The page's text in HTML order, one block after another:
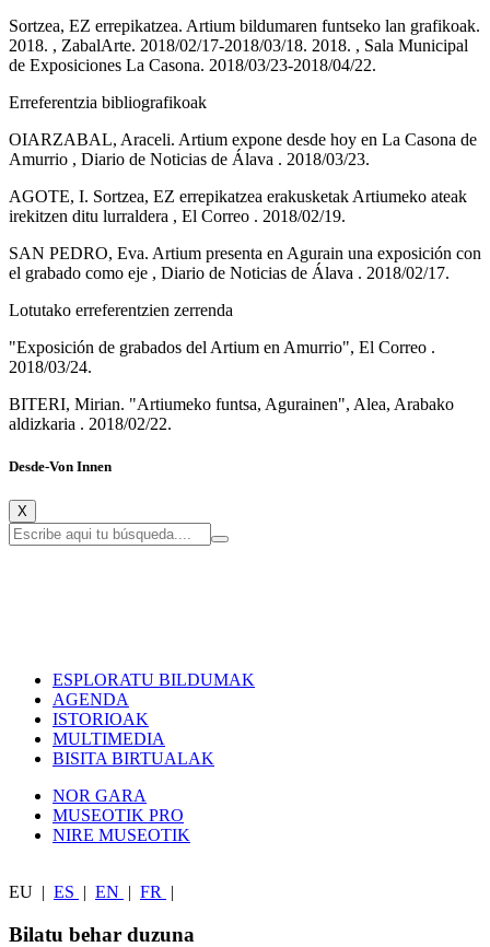
Sortzea, EZ errepikatzea. Artium bildumaren funtseko lan grafikoak.
2018. , ZabalArte. 2018/02/17-2018/03/18. 2018. , Sala Municipal
de Exposiciones La Casona. 2018/03/23-2018/04/22.
Erreferentzia bibliografikoak
OIARZABAL, Araceli. Artium expone desde hoy en La Casona de
Amurrio , Diario de Noticias de Álava . 2018/03/23.
AGOTE, I. Sortzea, EZ errepikatzea erakusketak Artiumeko ateak
irekitzen ditu lurraldera , El Correo . 2018/02/19.
SAN PEDRO, Eva. Artium presenta en Agurain una exposición con
el grabado como eje , Diario de Noticias de Álava . 2018/02/17.
Lotutako erreferentzien zerrenda
"Exposición de grabados del Artium en Amurrio", El Correo .
2018/03/24.
BITERI, Mirian. "Artiumeko funtsa, Agurainen", Alea, Arabako
aldizkaria . 2018/02/22.
Desde-Von Innen
X
ESPLORATU BILDUMAK
AGENDA
ISTORIOAK
MULTIMEDIA
BISITA BIRTUALAK
NOR GARA
MUSEOTIK PRO
NIRE MUSEOTIK
EU | ES | EN | FR |
Bilatu behar duzuna